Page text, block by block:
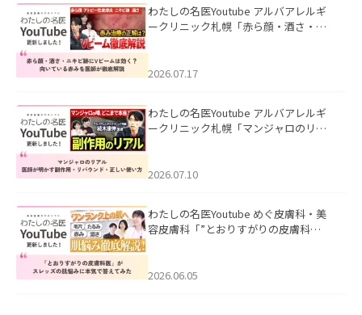
わたしの名医Youtube アルバアレルギ
ークリニック札幌「赤ら顔・酒さ・ニ
した。
2026.07.17
わたしの名医Youtube アルバアレルギ
ークリニック札幌「マンジャロのリア
た。
2026.07.10
わたしの名医Youtube めぐ皮膚科・美
容皮膚科「”とおりすがりの皮膚科
2026.06.05